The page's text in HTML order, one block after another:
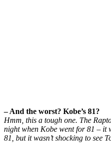
– And the worst? Kobe’s 81?
Hmm, this a tough one. The
night when Kobe went for 81 – it
81, but it wasn’t shocking to see